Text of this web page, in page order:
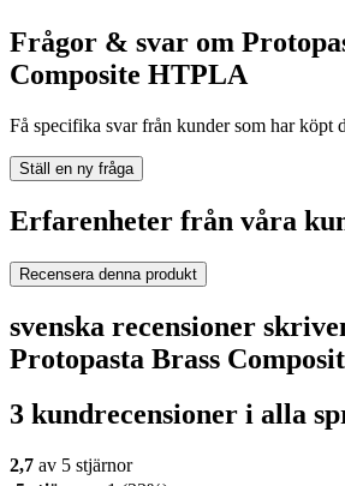
Frågor & svar om
Composite HTPLA
Få specifika svar från kunder som har köpt
Ställ en ny fråga
Erfarenheter från våra
Recensera denna produkt
svenska recensioner
Protopasta Brass
3 kundrecensioner i alla
2,7 av 5 stjärnor